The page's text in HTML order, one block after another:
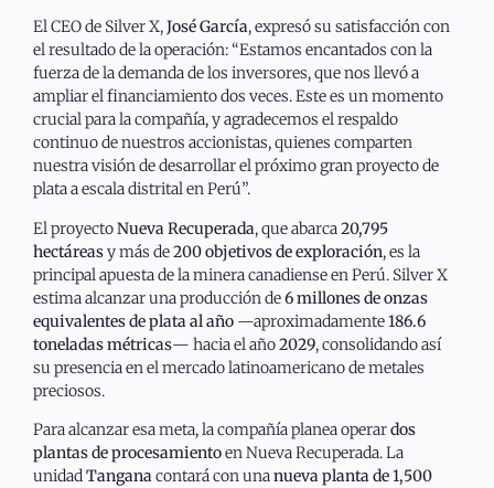
El CEO de Silver X,José García, expresó su satisfacción con
el resultado de la operación: “Estamos encantados con la
fuerza de la demanda de los inversores, que nos llevó a
ampliar el financiamiento dos veces. Este es un momento
crucial para la compañía, y agradecemos el respaldo
continuo de nuestros accionistas, quienes comparten
nuestra visión de desarrollar el próximo gran proyecto de
plata a escala distrital en Perú”.
El proyectoNueva Recuperada, que abarca20,795
hectáreasy más de200 objetivos de exploración, es la
principal apuesta de la minera canadiense en Perú. Silver X
estima alcanzar una producción de6 millones de onzas
equivalentes de plata al año —aproximadamente186.6
toneladas métricas— hacia el año2029, consolidando así
su presencia en el mercado latinoamericano de metales
preciosos.
Para alcanzar esa meta, la compañía planea operardos
plantas de procesamientoen Nueva Recuperada. La
unidadTanganacontará con unanueva planta de 1,500